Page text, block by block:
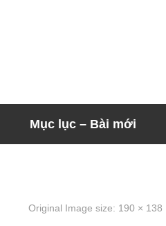
Mục lục – Bài mới
Original Image size: 190 × 138